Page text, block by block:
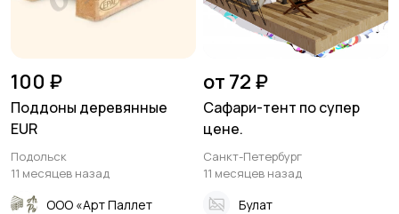
100 ₽
Поддоны деревянные
EUR
Подольск
11 месяцев назад
ООО «Арт Паллет
от 72 ₽
Сафари-тент по супер
цене.
Санкт-Петербург
11 месяцев назад
Булат